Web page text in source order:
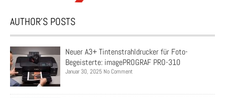
AUTHOR’S POSTS
Neuer A3+ Tintenstrahldrucker für Foto-
Begeisterte: imagePROGRAF PRO-310
Januar 30, 2025 No Comment